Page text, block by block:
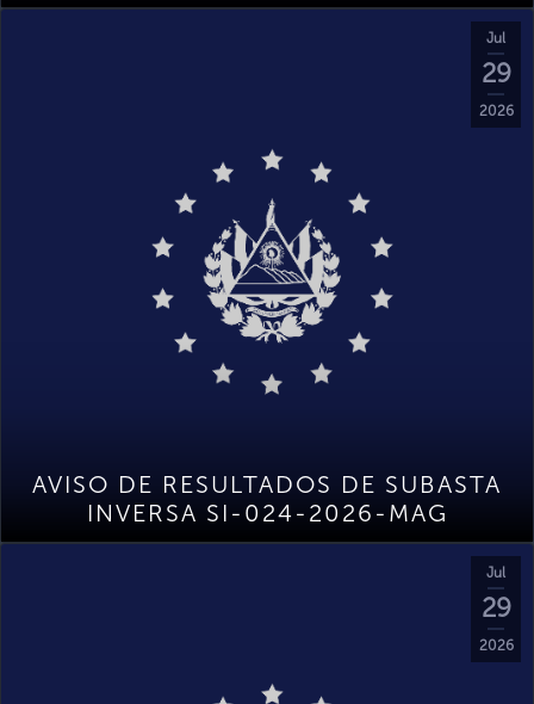
Jul
29
2026
AVISO DE RESULTADOS DE SUBASTA
INVERSA SI-024-2026-MAG
Jul
29
2026